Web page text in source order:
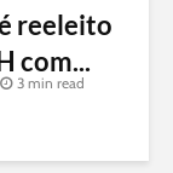
reeleito
com...
3 min read